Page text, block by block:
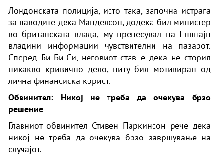
Лондонската полиција, исто така, започна истрага
за наводите дека Манделсон, додека бил министер
во британската влада, му пренесувал на Епштајн
владини информации чувствителни на пазарот.
Според Би-Би-Си, неговиот став е дека не сторил
никакво кривично дело, ниту бил мотивиран од
лична финансиска корист.
Обвинител: Никој не треба да очекува брзо
решение
Главниот обвинител Стивен Паркинсон рече дека
никој не треба да очекува брзо завршување на
случајот.